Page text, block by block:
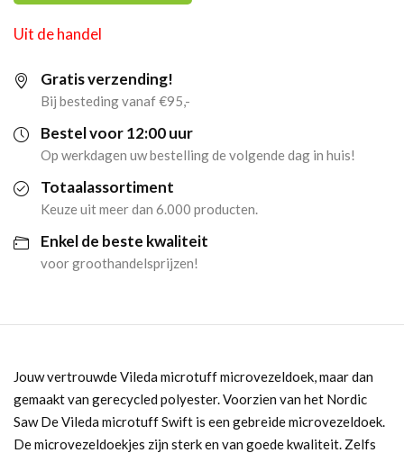
Uit de handel
Gratis verzending!
Bij besteding vanaf €95,-
Bestel voor 12:00 uur
Op werkdagen uw bestelling de volgende dag in huis!
Totaalassortiment
Keuze uit meer dan 6.000 producten.
Enkel de beste kwaliteit
voor groothandelsprijzen!
Jouw vertrouwde Vileda microtuff microvezeldoek, maar dan
gemaakt van gerecycled polyester. Voorzien van het Nordic
Saw De Vileda microtuff Swift is een gebreide microvezeldoek.
De microvezeldoekjes zijn sterk en van goede kwaliteit. Zelfs